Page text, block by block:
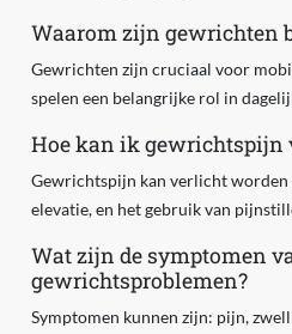
Waarom zijn gewrichten
Gewrichten zijn cruciaal voor
spelen een belangrijke rol in
Hoe kan ik gewrichtspijn
Gewrichtspijn kan verlicht worden
elevatie, en het gebruik van
Wat zijn de symptomen
gewrichtsproblemen?
Symptomen kunnen zijn: pijn,